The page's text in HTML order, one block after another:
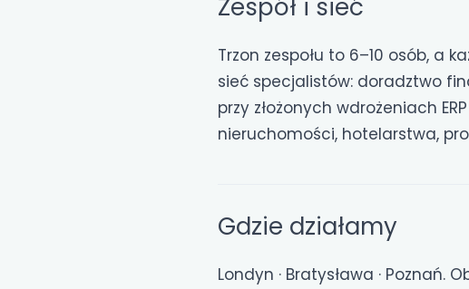
Zespół i sieć
Trzon zespołu to 6–10 osób, a
sieć specjalistów: doradztwo
przy złożonych wdrożeniach
nieruchomości, hotelarstwa,
Gdzie działamy
Londyn · Bratysława · Poznań.